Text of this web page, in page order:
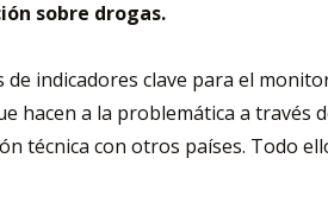
sobre drogas.
indicadores clave para el
a la problemática a través
técnica con otros países. Todo